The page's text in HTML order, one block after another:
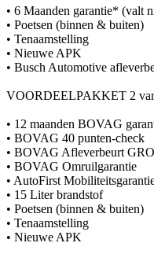
• 6 Maanden garantie* (valt
• Poetsen (binnen & buiten)
• Tenaamstelling
• Nieuwe APK
• Busch Automotive
VOORDEELPAKKET 2
• 12 maanden BOVAG
• BOVAG 40 punten-check
• BOVAG Afleverbeurt
• BOVAG Omruilgarantie
• AutoFirst
• 15 Liter brandstof
• Poetsen (binnen & buiten)
• Tenaamstelling
• Nieuwe APK